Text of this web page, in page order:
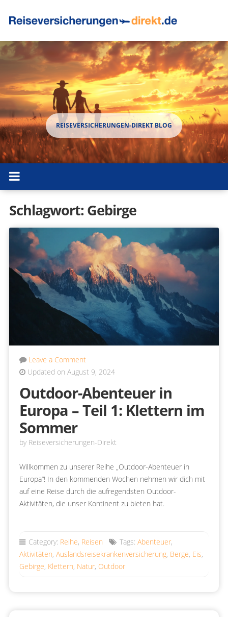
Schlagwort: Gebirge
Leave a Comment
Updated on August 9, 2024
Outdoor-Abenteuer in
Europa – Teil 1: Klettern im
Sommer
by Reiseversicherungen-Direkt
Willkommen zu unserer Reihe „Outdoor-Abenteuer in
Europa“! In den kommenden Wochen nehmen wir dich mit
auf eine Reise durch die aufregendsten Outdoor-
Aktivitäten, die unser Kontinent zu bieten hat.
Category: Reihe, Reisen Tags: Abenteuer,
Aktivitäten, Auslandsreisekrankenversicherung, Berge, Eis,
Gebirge, Klettern, Natur, Outdoor